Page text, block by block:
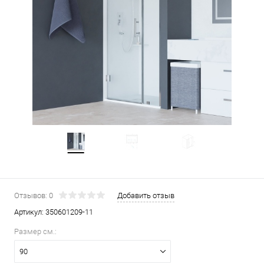
Отзывов: 0
Добавить отзыв
Артикул: 350601209-11
Размер см.:
90